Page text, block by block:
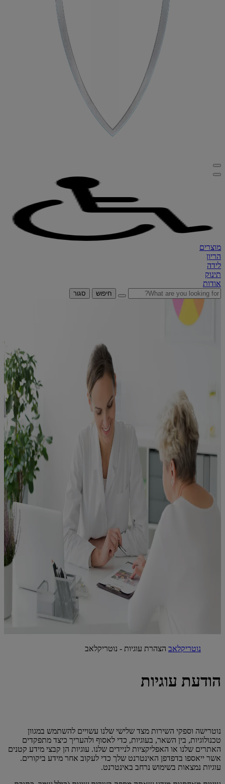
מוצרים
הריון
לידה
תינוק
אודות
חיפוש סגור
נוטריקלאב הצהרת עוגיות - נוטריקלאב
הודעת עוגיות
נוטרישה וספקי השירות מצד שלישי שלנו עשויים להשתמש במגוון
טכנולוגיות, בין השאר, בעוגיות, כדי לאסוף ולהעריך כיצד מתפקדים
האתרים שלנו או האפליקציות לניידים שלנו. עוגיות הן קבצי מידע קטנים
אשר ייאספו בדפדפן האינטרנט שלך כדי לעקוב אחר מידע ביקורים.
עוגיות נמצאות בשימוש נרחב באינטרנט.